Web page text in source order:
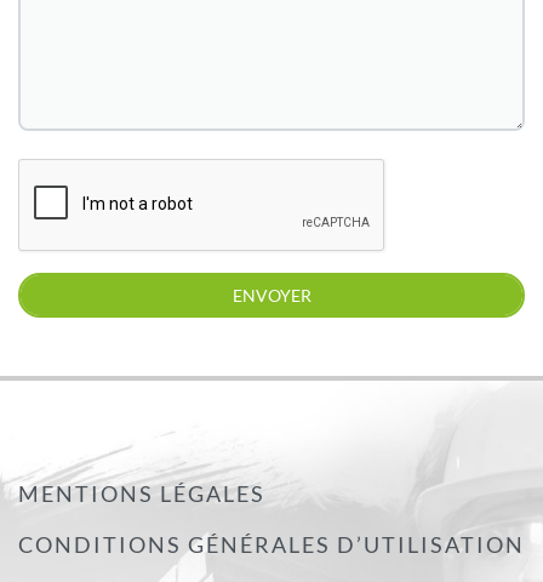
MENTIONS LÉGALES
CONDITIONS GÉNÉRALES D’UTILISATION